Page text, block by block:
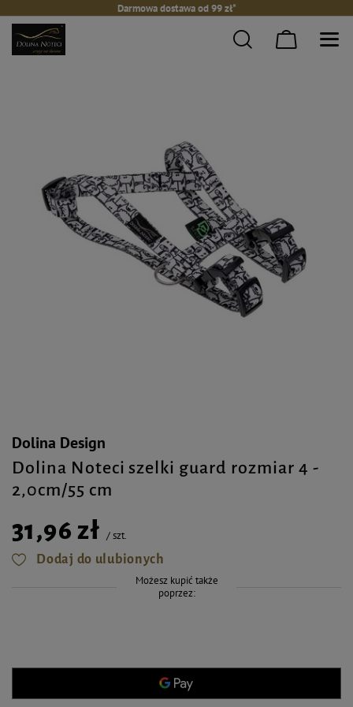
Darmowa dostawa od 99 zł*
Dolina Design
Dolina Noteci szelki guard rozmiar 4 -
2,0cm/55 cm
31,96 zł /szt.
Dodaj do ulubionych
Możesz kupić także
poprzez: